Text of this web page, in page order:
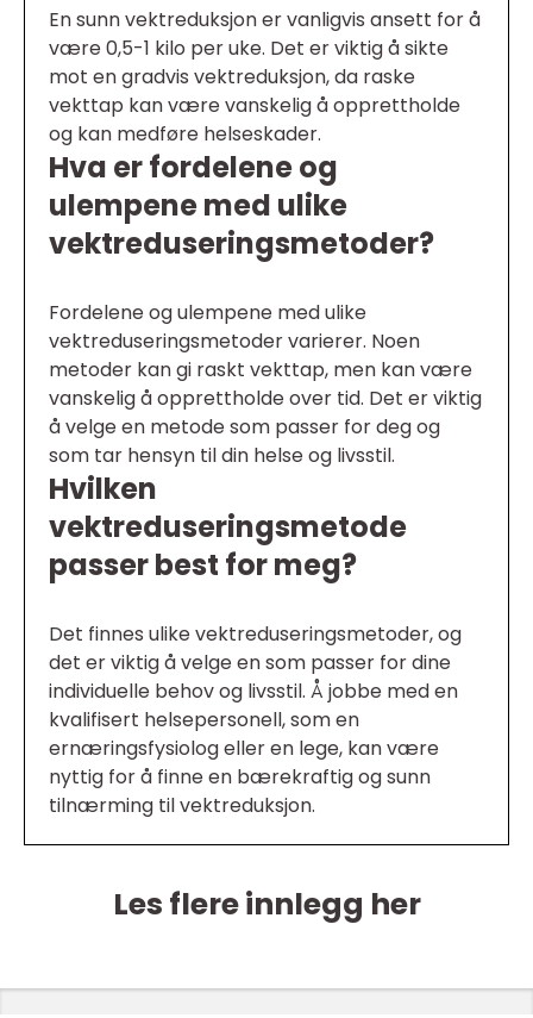
En sunn vektreduksjon er vanligvis ansett for å
være 0,5-1 kilo per uke. Det er viktig å sikte
mot en gradvis vektreduksjon, da raske
vekttap kan være vanskelig å opprettholde
og kan medføre helseskader.
Hva er fordelene og
ulempene med ulike
vektreduseringsmetoder?
Fordelene og ulempene med ulike
vektreduseringsmetoder varierer. Noen
metoder kan gi raskt vekttap, men kan være
vanskelig å opprettholde over tid. Det er viktig
å velge en metode som passer for deg og
som tar hensyn til din helse og livsstil.
Hvilken
vektreduseringsmetode
passer best for meg?
Det finnes ulike vektreduseringsmetoder, og
det er viktig å velge en som passer for dine
individuelle behov og livsstil. Å jobbe med en
kvalifisert helsepersonell, som en
ernæringsfysiolog eller en lege, kan være
nyttig for å finne en bærekraftig og sunn
tilnærming til vektreduksjon.
Les flere innlegg her